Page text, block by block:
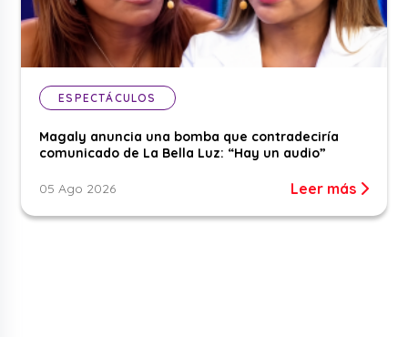
ESPECTÁCULOS
Magaly anuncia una bomba que contradeciría
comunicado de La Bella Luz: “Hay un audio”
05 Ago 2026 Leer más